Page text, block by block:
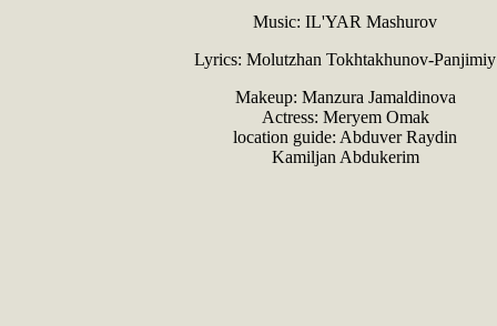
Music: IL'YAR Mashurov
Lyrics: Molutzhan Tokhtakhunov-Panjimiy
Makeup: Manzura Jamaldinova
Actress: Meryem Omak
location guide: Abduver Raydin
Kamiljan Abdukerim